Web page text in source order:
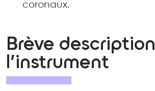
coronaux.
Brève
l’instrument